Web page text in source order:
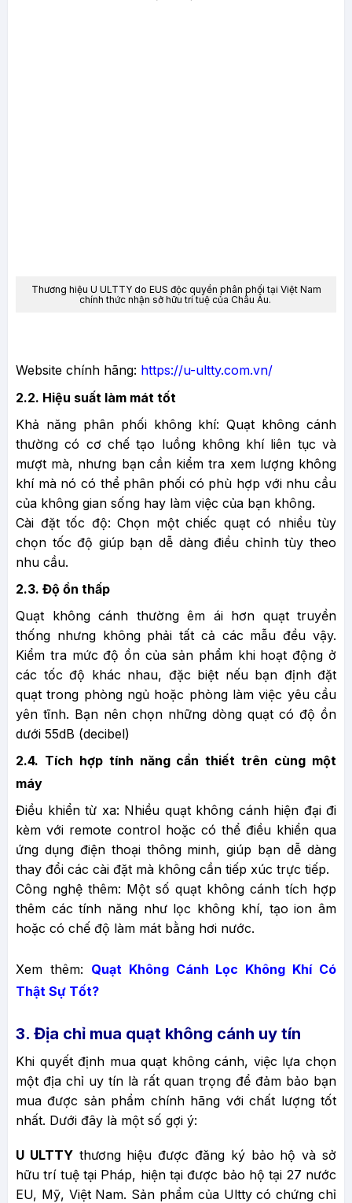
Thương hiệu U ULTTY do EUS độc quyền phân phối tại Việt Nam
chính thức nhận sở hữu trí tuệ của Châu Âu.
Website chính hãng: https://u-ultty.com.vn/
2.2. Hiệu suất làm mát tốt
Khả năng phân phối không khí: Quạt không cánh
thường có cơ chế tạo luồng không khí liên tục và
mượt mà, nhưng bạn cần kiểm tra xem lượng không
khí mà nó có thể phân phối có phù hợp với nhu cầu
của không gian sống hay làm việc của bạn không.
Cài đặt tốc độ: Chọn một chiếc quạt có nhiều tùy
chọn tốc độ giúp bạn dễ dàng điều chỉnh tùy theo
nhu cầu.
2.3. Độ ồn thấp
Quạt không cánh thường êm ái hơn quạt truyền
thống nhưng không phải tất cả các mẫu đều vậy.
Kiểm tra mức độ ồn của sản phẩm khi hoạt động ở
các tốc độ khác nhau, đặc biệt nếu bạn định đặt
quạt trong phòng ngủ hoặc phòng làm việc yêu cầu
yên tĩnh. Bạn nên chọn những dòng quạt có độ ồn
dưới 55dB (decibel)
2.4. Tích hợp tính năng cần thiết trên cùng một
máy
Điều khiển từ xa: Nhiều quạt không cánh hiện đại đi
kèm với remote control hoặc có thể điều khiển qua
ứng dụng điện thoại thông minh, giúp bạn dễ dàng
thay đổi các cài đặt mà không cần tiếp xúc trực tiếp.
Công nghệ thêm: Một số quạt không cánh tích hợp
thêm các tính năng như lọc không khí, tạo ion âm
hoặc có chế độ làm mát bằng hơi nước.
Xem thêm: Quạt Không Cánh Lọc Không Khí Có
Thật Sự Tốt?
3. Địa chỉ mua quạt không cánh uy tín
Khi quyết định mua quạt không cánh, việc lựa chọn
một địa chỉ uy tín là rất quan trọng để đảm bảo bạn
mua được sản phẩm chính hãng với chất lượng tốt
nhất. Dưới đây là một số gợi ý:
U ULTTYthương hiệu được đăng ký bảo hộ và sở
hữu trí tuệ tại Pháp, hiện tại được bảo hộ tại 27 nước
EU, Mỹ, Việt Nam. Sản phẩm của Ultty có chứng chỉ